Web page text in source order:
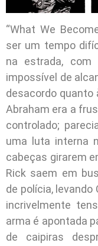
“What We
ser um tempo
na estrada, com
impossível de
desacordo quanto
Abraham era a
controlado;
uma luta interna
cabeças girarem
Rick saem em
de polícia,
incrivelmente
arma é apontada
de caipiras